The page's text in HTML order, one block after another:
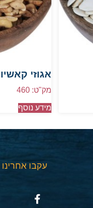
אגוזי
מק"ט: 460
מידע נוסף
עקבו אחרינו